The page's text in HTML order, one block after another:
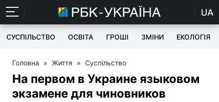
UA
СУСПІЛЬСТВО ОСВІТА ГРОШІ ЗМІНИ ЕКОЛОГІЯ
Головна » Життя » Суспільство
На первом в Украине языковом
экзамене для чиновников